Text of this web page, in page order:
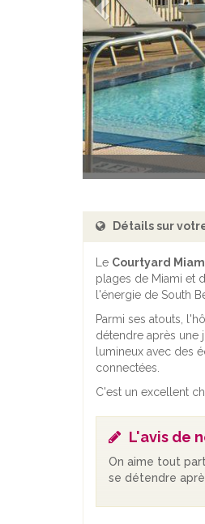
Détails sur
Le Courtyard
plages de Miami et
l'énergie de South
Parmi ses atouts,
détendre après une
lumineux avec des
connectées.
C'est un excellent
L'avis de
On aime tout
se détendre